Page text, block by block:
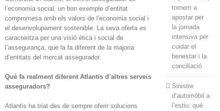
l’economia social, un bon exemple d’entitat
compromesa amb els valors de l’economia social i
el desenvolupament sostenible. La seva oferta es
caracteritza per una visió ètica i social de
l’assegurança, que la fa diferent de la majoria
d’entitats del mercat assegurador.
Què fa realment diferent Atlantis d’altres serveis
asseguradors?
Atlantis ha triat des de sempre oferir solucions
tornem a
apostar per
la jornada
intensiva per
cuidar el
benestar i la
conciliació
Sinistre
d’automòbil a
l’estiu: què